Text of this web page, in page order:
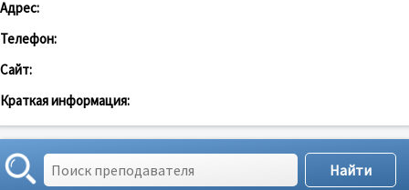
Адрес:
Телефон:
Сайт:
Краткая информация: